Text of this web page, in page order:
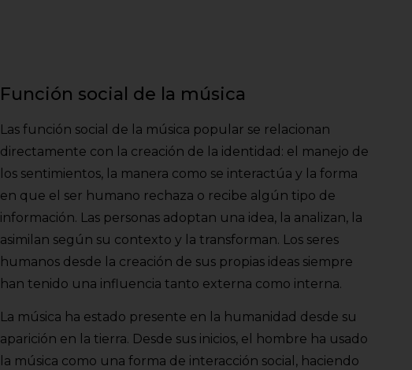
Función social de la música
Las función social de la música popular se relacionan
directamente con la creación de la identidad: el manejo de
los sentimientos, la manera como se interactúa y la forma
en que el ser humano rechaza o recibe algún tipo de
información. Las personas adoptan una idea, la analizan, la
asimilan según su contexto y la transforman. Los seres
humanos desde la creación de sus propias ideas siempre
han tenido una influencia tanto externa como interna.
La música ha estado presente en la humanidad desde su
aparición en la tierra. Desde sus inicios, el hombre ha usado
la música como una forma de interacción social, haciendo